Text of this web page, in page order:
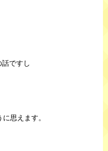
ですし
思えます。